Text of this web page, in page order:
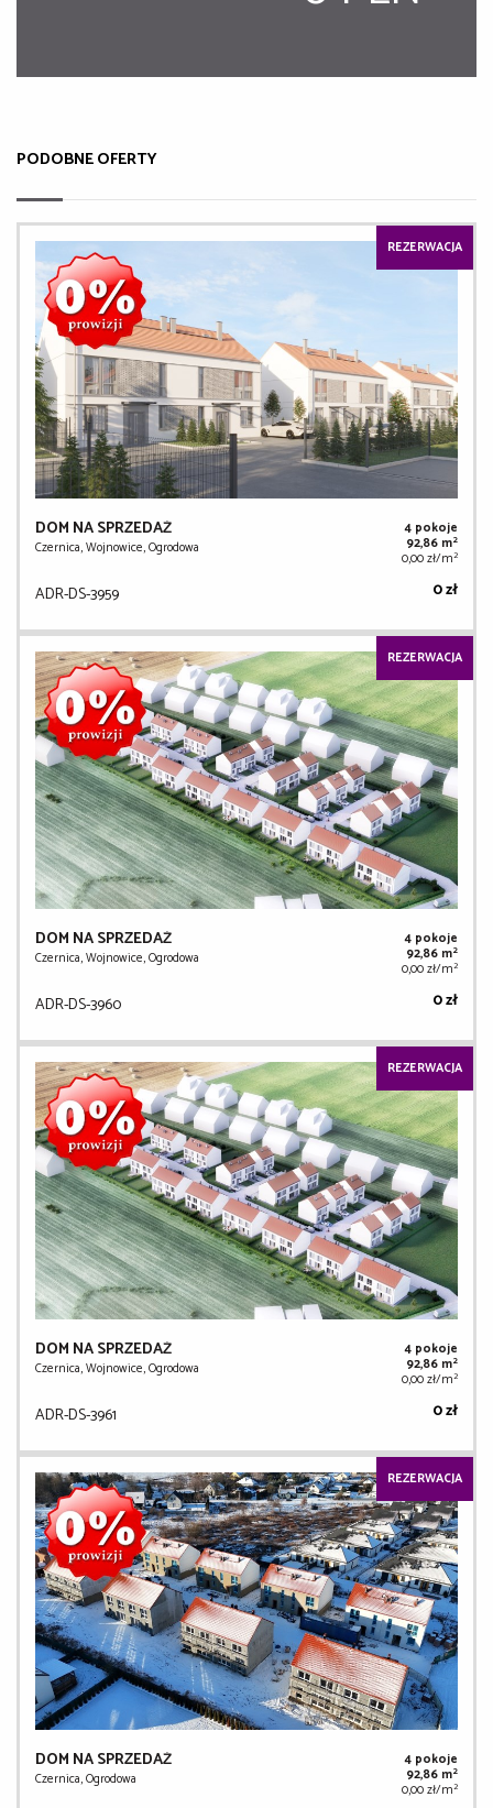
PODOBNE OFERTY
REZERWACJA
DOM NA SPRZEDAŻ
Czernica, Wojnowice, Ogrodowa
4 pokoje
92,86 m2
0,00 zł/m2
ADR-DS-3959 0 zł
REZERWACJA
DOM NA SPRZEDAŻ
Czernica, Wojnowice, Ogrodowa
4 pokoje
92,86 m2
0,00 zł/m2
ADR-DS-3960 0 zł
REZERWACJA
DOM NA SPRZEDAŻ
Czernica, Wojnowice, Ogrodowa
4 pokoje
92,86 m2
0,00 zł/m2
ADR-DS-3961 0 zł
REZERWACJA
DOM NA SPRZEDAŻ
Czernica, Ogrodowa
4 pokoje
92,86 m2
0,00 zł/m2